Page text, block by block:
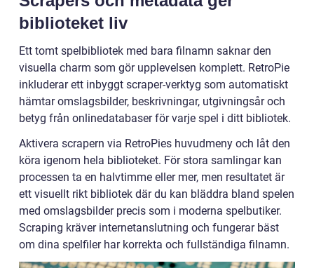
biblioteket liv
Ett tomt spelbibliotek med bara filnamn saknar den
visuella charm som gör upplevelsen komplett. RetroPie
inkluderar ett inbyggt scraper-verktyg som automatiskt
hämtar omslagsbilder, beskrivningar, utgivningsår och
betyg från onlinedatabaser för varje spel i ditt bibliotek.
Aktivera scrapern via RetroPies huvudmeny och låt den
köra igenom hela biblioteket. För stora samlingar kan
processen ta en halvtimme eller mer, men resultatet är
ett visuellt rikt bibliotek där du kan bläddra bland spelen
med omslagsbilder precis som i moderna spelbutiker.
Scraping kräver internetanslutning och fungerar bäst
om dina spelfiler har korrekta och fullständiga filnamn.